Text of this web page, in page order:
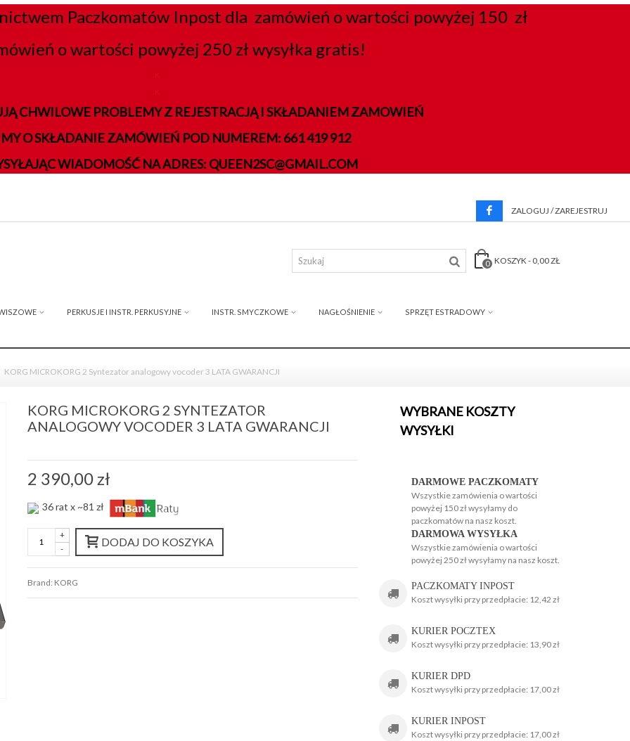
Paczkomatów Inpost dla zamówień o wartości powyżej 150 zł
o wartości powyżej 250 zł wysyłka gratis!
CHWILOWE PROBLEMY Z REJESTRACJĄ I SKŁADANIEM ZAMOWIEŃ
O SKŁADANIE ZAMÓWIEŃ POD NUMEREM: 661 419 912
WIADOMOŚĆ NA ADRES: QUEEN2SC@GMAIL.COM
ZALOGUJ / ZAREJESTRUJ
0 KOSZYK- 0,00 ZŁ
PERKUSJE I INSTR. PERKUSYJNE INSTR. SMYCZKOWE NAGŁOŚNIENIE SPRZĘT ESTRADOWY
KORG MICROKORG 2 Syntezator analogowy vocoder 3 LATA GWARANCJI
KORG MICROKORG 2 SYNTEZATOR
ANALOGOWY VOCODER 3 LATA GWARANCJI
2 390,00 zł
36 rat x ~81 zł
-
+
DODAJ DO KOSZYKA
Brand: KORG
WYBRANE KOSZTY
WYSYŁKI
DARMOWE PACZKOMATY
Wszystkie zamówienia o wartości
powyżej 150 zł wysyłamy do
paczkomatów na nasz koszt.
DARMOWA WYSYŁKA
Wszystkie zamówienia o wartości
powyżej 250 zł wysyłamy na nasz koszt.
PACZKOMATY INPOST
Koszt wysyłki przy przedpłacie: 12,42 zł
KURIER POCZTEX
Koszt wysyłki przy przedpłacie: 13,90 zł
KURIER DPD
Koszt wysyłki przy przedpłacie: 17,00 zł
KURIER INPOST
Koszt wysyłki przy przedpłacie: 17,00 zł